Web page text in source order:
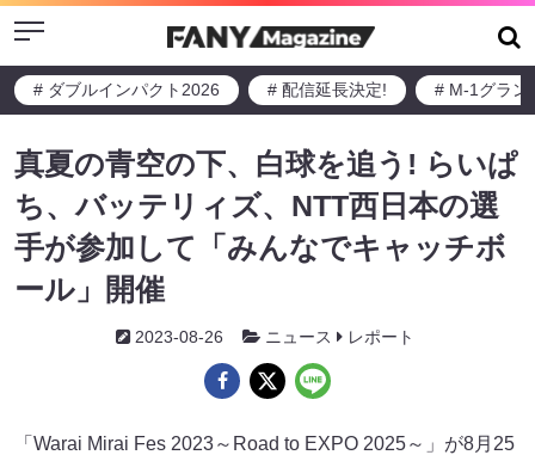
Menu
# ダブルインパクト2026 # 配信延長決定! # M-1グラン
真夏の青空の下、白球を追う! らいぱ
ち、バッテリィズ、NTT西日本の選
手が参加して「みんなでキャッチボ
ール」開催
2023-08-26 ニュース レポート
「Warai Mirai Fes 2023～Road to EXPO 2025～」が8月25